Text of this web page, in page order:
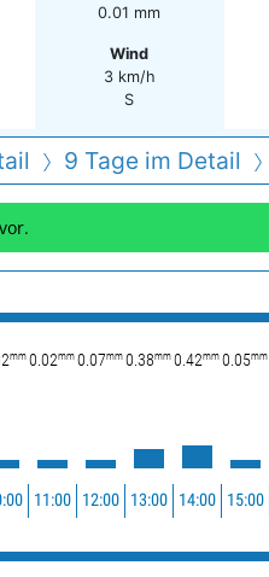
0.01 mm
Wind
3 km/h
S
9 Tage im Detail
mm 0.02mm 0.07mm 0.38mm 0.42mm 0.05mm
11:00 12:00 13:00 14:00 15:00